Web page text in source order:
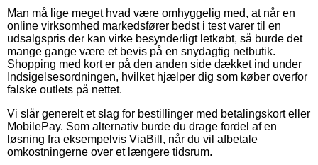
Man må lige meget hvad være omhyggelig med, at når en
online virksomhed markedsfører bedst i test varer til en
udsalgspris der kan virke besynderligt letkøbt, så burde det
mange gange være et bevis på en snydagtig netbutik.
Shopping med kort er på den anden side dækket ind under
Indsigelsesordningen, hvilket hjælper dig som køber overfor
falske outlets på nettet.
Vi slår generelt et slag for bestillinger med betalingskort eller
MobilePay. Som alternativ burde du drage fordel af en
løsning fra eksempelvis ViaBill, når du vil afbetale
omkostningerne over et længere tidsrum.